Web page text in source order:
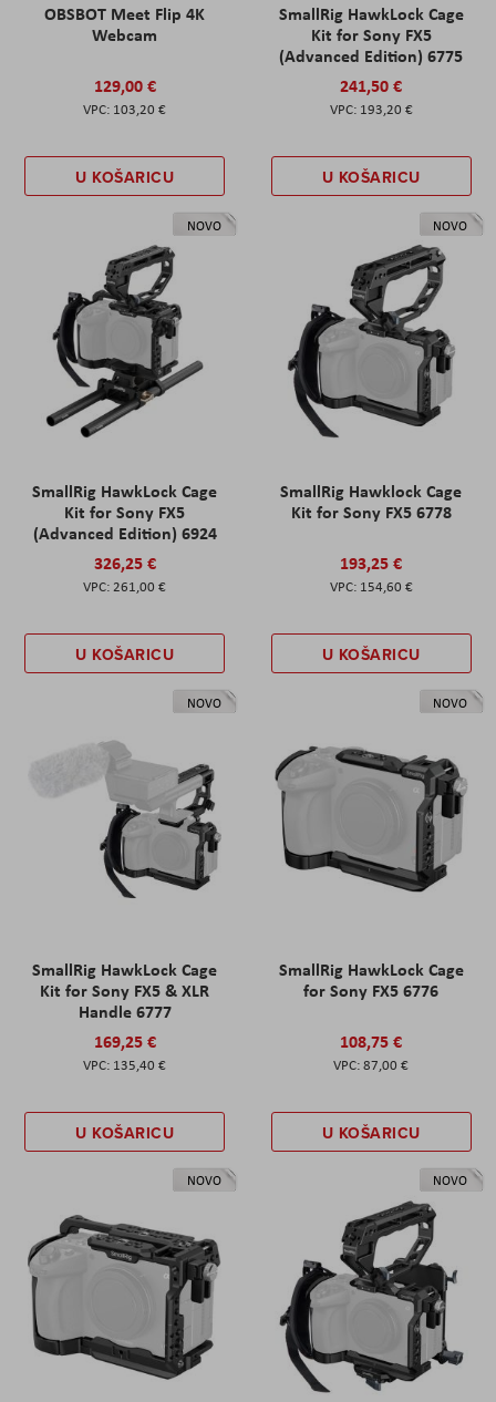
OBSBOT Meet Flip 4K
Webcam
129,00 €
103,20 €
U KOŠARICU
SmallRig HawkLock Cage
Kit for Sony FX5
(Advanced Edition) 6775
241,50 €
193,20 €
U KOŠARICU
NOVO
SmallRig HawkLock Cage
Kit for Sony FX5
(Advanced Edition) 6924
326,25 €
261,00 €
U KOŠARICU
NOVO
SmallRig Hawklock Cage
Kit for Sony FX5 6778
193,25 €
154,60 €
U KOŠARICU
NOVO
SmallRig HawkLock Cage
Kit for Sony FX5 & XLR
Handle 6777
169,25 €
135,40 €
U KOŠARICU
NOVO
SmallRig HawkLock Cage
for Sony FX5 6776
108,75 €
87,00 €
U KOŠARICU
NOVO NOVO